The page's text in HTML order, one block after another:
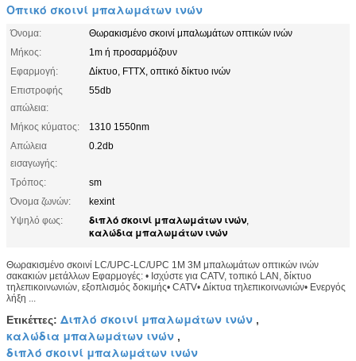
Οπτικό σκοινί μπαλωμάτων ινών
Όνομα:
Θωρακισμένο σκοινί μπαλωμάτων οπτικών ινών
Μήκος:
1m ή προσαρμόζουν
Εφαρμογή:
Δίκτυο, FTTX, οπτικό δίκτυο ινών
Επιστροφής
απώλεια:
55db
Μήκος κύματος:
1310 1550nm
Απώλεια
εισαγωγής:
0.2db
Τρόπος:
sm
Όνομα ζωνών:
kexint
Υψηλό φως:
διπλό σκοινί μπαλωμάτων ινών,
καλώδια μπαλωμάτων ινών
Θωρακισμένο σκοινί LC/UPC-LC/UPC 1M 3M μπαλωμάτων οπτικών ινών
σακακιών μετάλλων Εφαρμογές: • Ισχύστε για CATV, τοπικό LAN, δίκτυο
τηλεπικοινωνιών, εξοπλισμός δοκιμής• CATV• Δίκτυα τηλεπικοινωνιών• Ενεργός
λήξη ...
Ετικέττες: Διπλό σκοινί μπαλωμάτων ινών ,
καλώδια μπαλωμάτων ινών ,
διπλό σκοινί μπαλωμάτων ινών